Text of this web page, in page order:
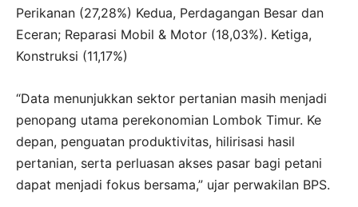
Perikanan (27,28%) Kedua, Perdagangan Besar dan
Eceran; Reparasi Mobil & Motor (18,03%). Ketiga,
Konstruksi (11,17%)
“Data menunjukkan sektor pertanian masih menjadi
penopang utama perekonomian Lombok Timur. Ke
depan, penguatan produktivitas, hilirisasi hasil
pertanian, serta perluasan akses pasar bagi petani
dapat menjadi fokus bersama,” ujar perwakilan BPS.